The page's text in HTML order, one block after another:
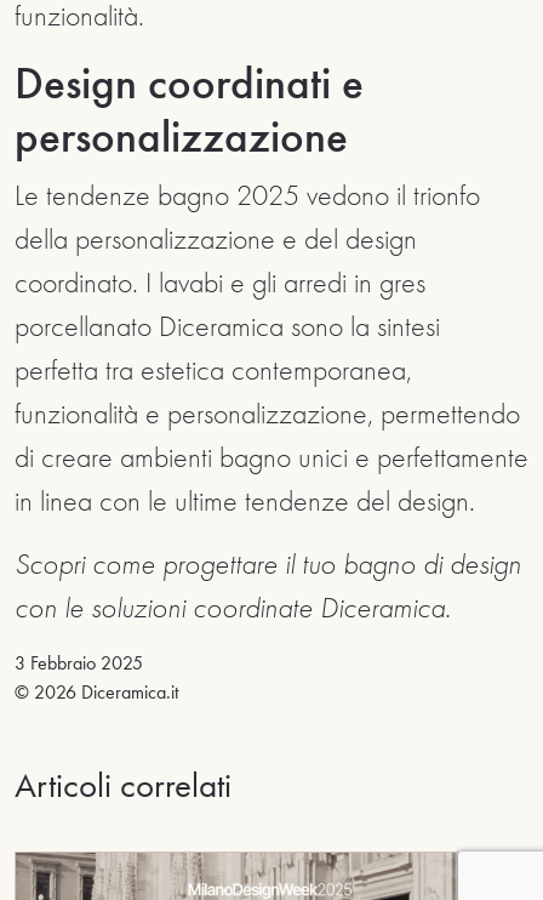
funzionalità.
Design coordinati e
personalizzazione
Le tendenze bagno 2025 vedono il trionfo
della personalizzazione e del design
coordinato. I lavabi e gli arredi in gres
porcellanato Diceramica sono la sintesi
perfetta tra estetica contemporanea,
funzionalità e personalizzazione, permettendo
di creare ambienti bagno unici e perfettamente
in linea con le ultime tendenze del design.
Scopri come progettare il tuo bagno di design
con le soluzioni coordinate Diceramica.
3 Febbraio 2025
© 2026 Diceramica.it
Articoli correlati